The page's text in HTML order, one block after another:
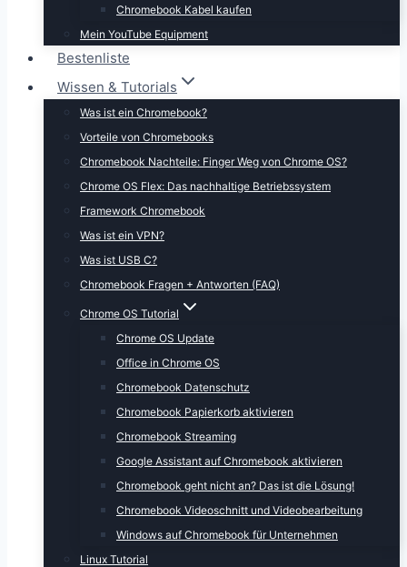
Chromebook Kabel kaufen
Mein YouTube Equipment
Bestenliste
Wissen & Tutorials
Was ist ein Chromebook?
Vorteile von Chromebooks
Chromebook Nachteile: Finger Weg von Chrome OS?
Chrome OS Flex: Das nachhaltige Betriebssystem
Framework Chromebook
Was ist ein VPN?
Was ist USB C?
Chromebook Fragen + Antworten (FAQ)
Chrome OS Tutorial
Chrome OS Update
Office in Chrome OS
Chromebook Datenschutz
Chromebook Papierkorb aktivieren
Chromebook Streaming
Google Assistant auf Chromebook aktivieren
Chromebook geht nicht an? Das ist die Lösung!
Chromebook Videoschnitt und Videobearbeitung
Windows auf Chromebook für Unternehmen
Linux Tutorial